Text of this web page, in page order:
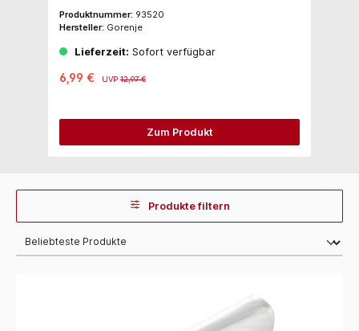
Produktnummer: 93520
Hersteller: Gorenje
Lieferzeit: Sofort verfügbar
6,99 € UVP12,97 €
Zum Produkt
Produkte filtern